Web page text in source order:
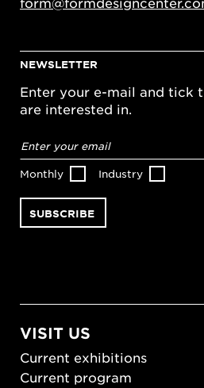
NEWSLETTER
Enter your e-mail and tick
are interested in.
address*
Monthly Industry
VISIT US
Current exhibitions
Current program